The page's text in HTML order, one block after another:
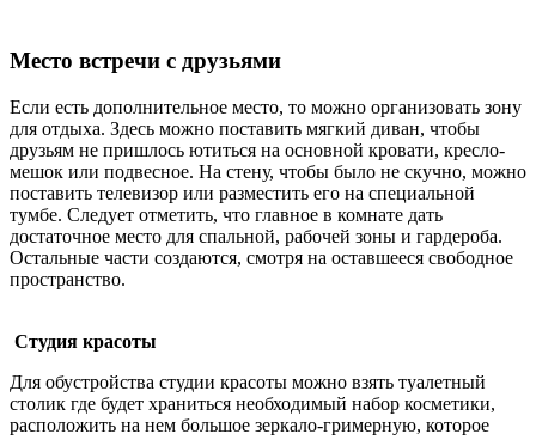
Место встречи с друзьями
Если есть дополнительное место, то можно организовать зону
для отдыха. Здесь можно поставить мягкий диван, чтобы
друзьям не пришлось ютиться на основной кровати, кресло-
мешок или подвесное. На стену, чтобы было не скучно, можно
поставить телевизор или разместить его на специальной
тумбе. Следует отметить, что главное в комнате дать
достаточное место для спальной, рабочей зоны и гардероба.
Остальные части создаются, смотря на оставшееся свободное
пространство.
Студия красоты
Для обустройства студии красоты можно взять туалетный
столик где будет храниться необходимый набор косметики,
расположить на нем большое зеркало-гримерную, которое